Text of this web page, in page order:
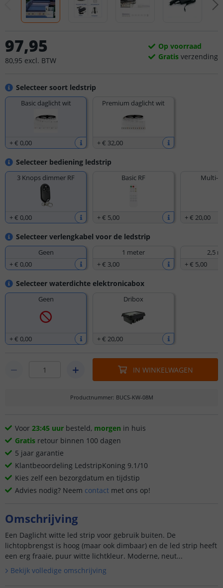
Selecteer soort ledstrip
Basic daglicht wit
+€ 0,00
Premium daglicht wit
+€ 32,00
Selecteer bediening ledstrip
3 Knops dimmer RF
+€ 0,00
Basic RF
+€ 5,00
Multi-
+€ 20,00
Selecteer verlengkabel voor de ledstrip
Geen
+€ 0,00
1 meter
+€ 3,00
2,5
+€ 5,00
Selecteer waterdichte elektronicabox
Geen
+€ 0,00
Dribox
+€ 20,00
97,95
80,95 excl. BTW
Op voorraad
Gratis verzending
IN WINKELWAGEN
Productnummer: BUCS-KW-08M
Voor 23:45 uur besteld, morgen in huis
Gratis retour binnen 100 dagen
5 jaar garantie
Klantbeoordeling LedstripKoning 9.1/10
Kies zelf een bezorgdatum en tijdstip
Advies nodig? Neem contact met ons op!
Omschrijving
Een Daglicht witte led strip voor gebruik buiten. De
lichtopbrengst is hoog (maar ook dimbaar) en de led strip heeft
een erg fraaie, puur witte lichtkleur. Moderne, neut...
Bekijk volledige omschrijving